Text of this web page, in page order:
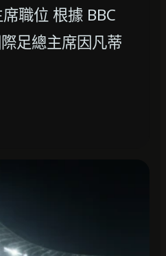
職位 根據 BBC
足總主席因凡蒂